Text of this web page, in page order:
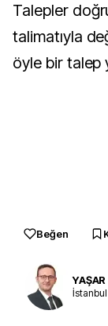
Talepler
talimatıyla
öyle bir talep
Beğen